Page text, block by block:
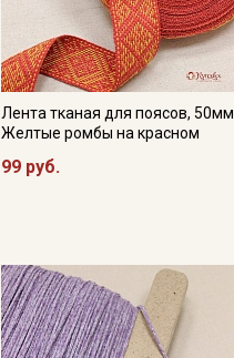
Лента тканая для поясов, 50мм
Желтые ромбы на красном
99 руб.